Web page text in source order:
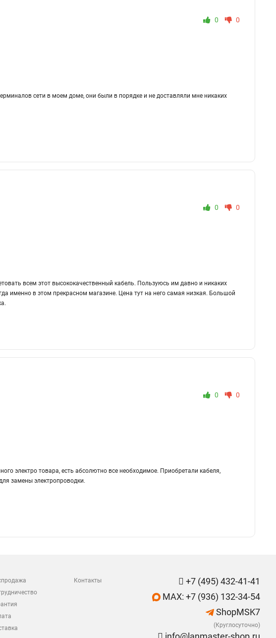
0 0
сети в моем доме, они были в порядке и не доставляли мне никаких
0 0
всем этот высококачественный кабель. Пользуюсь им давно и никаких
именно в этом прекрасном магазине. Цена тут на него самая низкая. Большой
0 0
электро товара, есть абсолютно все необходимое. Приобретали кабеля,
замены электропроводки.
Контакты
+7 (495) 432-41-41
MAX: +7 (936) 132-34-54
ShopMSK7
(Круглосуточно)